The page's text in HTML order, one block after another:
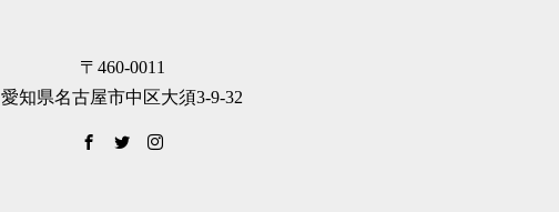
〒460-0011
愛知県名古屋市中区大須3-9-32